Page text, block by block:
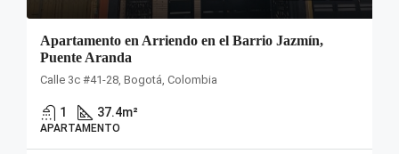
Apartamento en Arriendo en el Barrio Jazmín,
Puente Aranda
Calle 3c #41-28, Bogotá, Colombia
1 37.4m²
APARTAMENTO